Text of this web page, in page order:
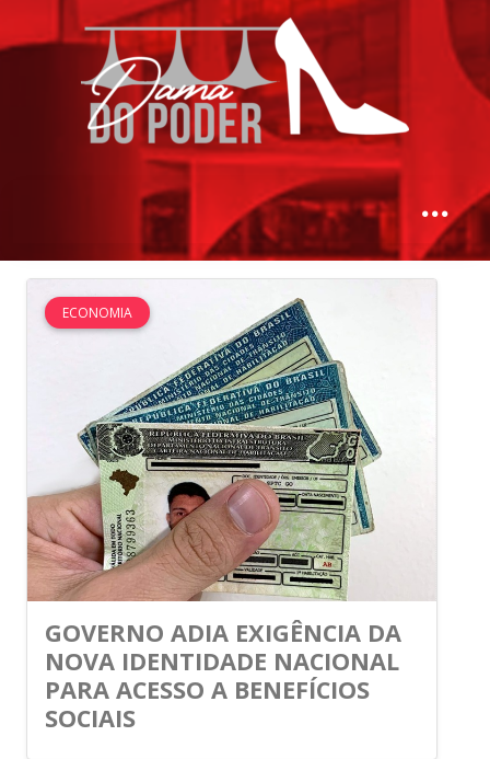
ECONOMIA
GOVERNO ADIA EXIGÊNCIA DA
NOVA IDENTIDADE NACIONAL
PARA ACESSO A BENEFÍCIOS
SOCIAIS